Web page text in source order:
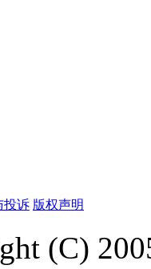
投诉 版权声明
(C)